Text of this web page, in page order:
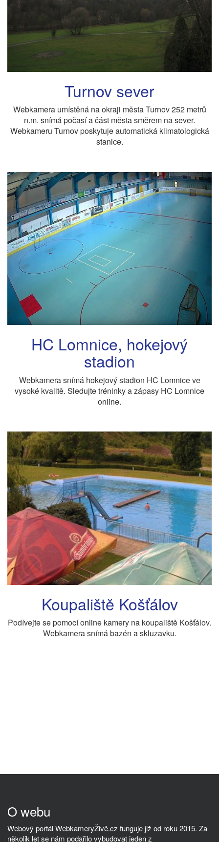
Turnov sever
Webkamera umístěná na okraji města Turnov 252 metrů
n.m. snímá počasí a část města směrem na sever.
Webkameru Turnov poskytuje automatická klimatologická
stanice.
HC Lomnice, hokejový
stadion
Webkamera snímá hokejový stadion HC Lomnice ve
vysoké kvalitě. Sledujte tréninky a zápasy HC Lomnice
online.
Koupaliště Košťálov
Podívejte se pomocí online kamery na koupaliště Košťálov.
Webkamera snímá bazén a skluzavku.
O webu
Webový portál WebkameryŽivě.cz funguje již od roku 2015. Za
několik let se nám podařilo vybudovat jeden z